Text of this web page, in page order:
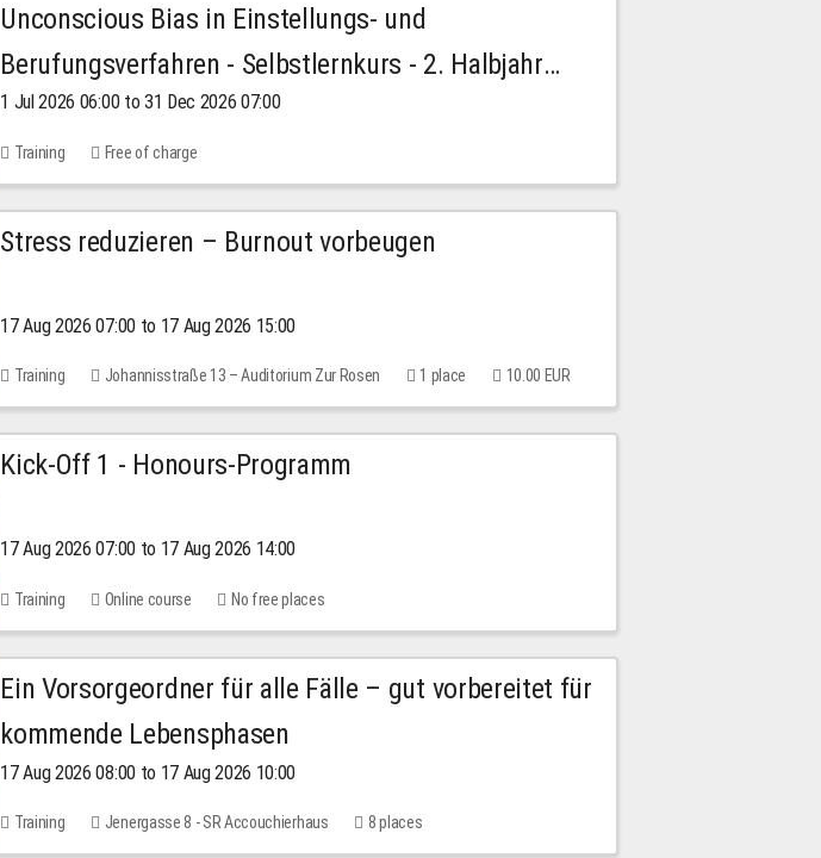
Unconscious Bias in Einstellungs- und
Berufungsverfahren - Selbstlernkurs - 2. Halbjahr
2026
1 Jul 2026 06:00 to 31 Dec 2026 07:00
Training Free of charge
Stress reduzieren – Burnout vorbeugen
17 Aug 2026 07:00 to 17 Aug 2026 15:00
Training Johannisstraße 13 – Auditorium Zur Rosen 1 place 10.00 EUR
Kick-Off 1 - Honours-Programm
17 Aug 2026 07:00 to 17 Aug 2026 14:00
Training Online course No free places
Ein Vorsorgeordner für alle Fälle – gut vorbereitet für
kommende Lebensphasen
17 Aug 2026 08:00 to 17 Aug 2026 10:00
Training Jenergasse 8 - SR Accouchierhaus 8 places